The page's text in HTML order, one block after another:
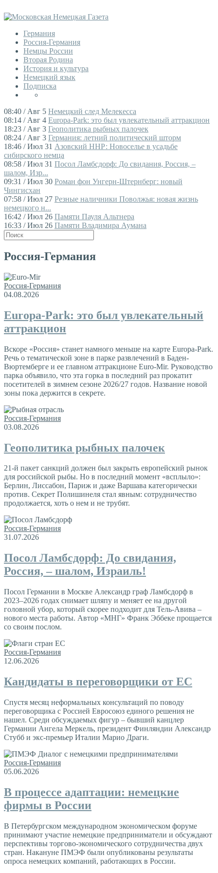
Германия
Россия-Германия
Немцы России
Вторая Родина
История и культура
Немецкий язык
Подписка
08:40 / Авг 5 Немецкий след Мелекесса
08:14 / Авг 4 Europa-Park: это был увлекательный аттракцион
18:23 / Авг 3 Геополитика рыбных палочек
08:24 / Авг 3 Германия: летний политический шторм
18:46 / Июл 31 Азовский ННР: Новоселье в усадьбе
сибирского немца
08:58 / Июл 31 Посол Ламбсдорф: До свидания, Россия, –
шалом, Изр...
09:31 / Июл 30 Роман фон Унгерн-Штернберг: новый
Чингисхан
07:58 / Июл 27 Резные наличники Поволжья: новая жизнь
немецкого н...
16:42 / Июл 26 Памяти Пауля Альтнера
16:33 / Июл 26 Памяти Владимира Аумана
Россия-Германия
Россия-Германия
04.08.2026
Europa-Park: это был увлекательный
аттракцион
Вскоре «Россия» станет намного меньше на карте Europa-Park.
Речь о тематической зоне в парке развлечений в Баден-
Вюртемберге и ее главном аттракционе Euro-Mir. Руководство
парка объ­явило, что эта горка в последний раз прокатит
посетителей в зимнем сезоне 2026/27 годов. Название новой
зоны пока держится в секрете.
Россия-Германия
03.08.2026
Геополитика рыбных палочек
21-й пакет санкций должен был закрыть европейский рынок
для российской рыбы. Но в последний момент «всплыло»:
Берлин, Лиссабон, Париж и даже Варшава категорически
против. Секрет Полишинеля стал явным: сотрудничество
продолжается, хоть о нем и не трубят.
Россия-Германия
31.07.2026
Посол Ламбсдорф: До свидания,
Россия, – шалом, Израиль!
Посол Германии в Москве Александр граф Ламбсдорф в
2023–2026 годах снимает шляпу и меняет ее на другой
головной убор, который скорее подходит для Тель-Авива –
нового места работы. Автор «МНГ» Франк Эббеке прощается
со своим послом.
Россия-Германия
12.06.2026
Кандидаты в переговорщики от ЕС
Спустя месяц неформальных консультаций по поводу
переговорщика с Россией Евросоюз единого решения не
нашел. Среди обсуждаемых фигур – бывший канцлер
Германии Ангела Меркель, президент Финляндии Александр
Стубб и экс-премьер Италии Марио Драги.
Россия-Германия
05.06.2026
В процессе адаптации: немецкие
фирмы в России
В Петербургском международном экономическом форуме
принимают участие немецкие предприниматели и обсуждают
перспективы торгово-экономического сотрудничества двух
стран. Накануне ПМЭФ были опубликованы результаты
опроса немецких компаний, работающих в России.